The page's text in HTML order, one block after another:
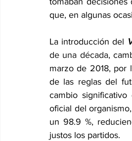
que, en algunas
La introducción del
de una década,
marzo de 2018, por
de las reglas del
cambio
oficial del
un 98.9 %,
justos los partidos.